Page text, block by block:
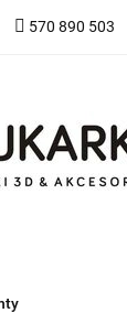
570 890 503
Blog